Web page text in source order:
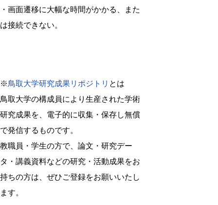
・画面遷移に大幅な時間がかかる、また
は接続できない。
※鳥取大学研究成果リポジトリ とは
鳥取大学の構成員により生産された学術
研究成果を、電子的に収集・保存し無償
で発信するものです。
教職員・学生の方で、論文・研究デー
タ・講義資料などの研究・活動成果をお
持ちの方は、ぜひご登録をお願いいたし
ます。